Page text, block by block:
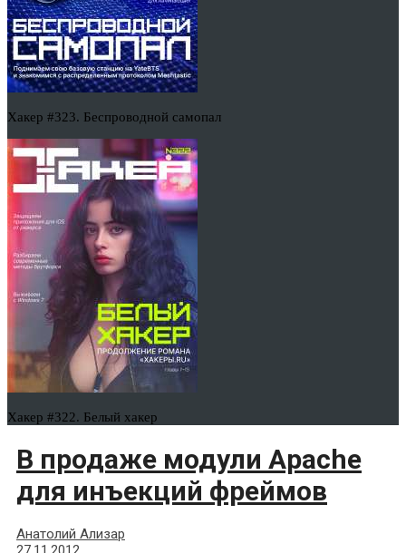
Хакер #323. Беспроводной самопал
Хакер #322. Белый хакер
В продаже модули Apache
для инъекций фреймов
Анатолий Ализар